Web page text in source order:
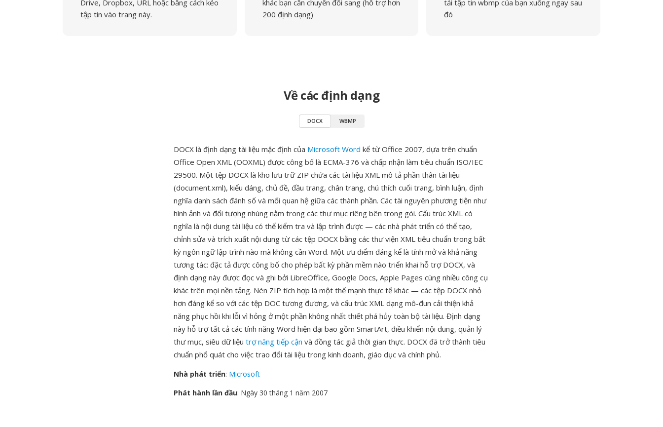
Drive, Dropbox, URL hoặc bằng cách kéo
tập tin vào trang này.
khác bạn cần chuyển đổi sang (hỗ trợ hơn
200 định dạng)
tải tập tin wbmp của bạn xuống ngay sau
đó
Về các định dạng
DOCX WBMP
DOCX là định dạng tài liệu mặc định của Microsoft Word kể từ Office 2007, dựa trên chuẩn
Office Open XML (OOXML) được công bố là ECMA-376 và chấp nhận làm tiêu chuẩn ISO/IEC
29500. Một tệp DOCX là kho lưu trữ ZIP chứa các tài liệu XML mô tả phần thân tài liệu
(document.xml), kiểu dáng, chủ đề, đầu trang, chân trang, chú thích cuối trang, bình luận, định
nghĩa danh sách đánh số và mối quan hệ giữa các thành phần. Các tài nguyên phương tiện như
hình ảnh và đối tượng nhúng nằm trong các thư mục riêng bên trong gói. Cấu trúc XML có
nghĩa là nội dung tài liệu có thể kiểm tra và lập trình được — các nhà phát triển có thể tạo,
chỉnh sửa và trích xuất nội dung từ các tệp DOCX bằng các thư viện XML tiêu chuẩn trong bất
kỳ ngôn ngữ lập trình nào mà không cần Word. Một ưu điểm đáng kể là tính mở và khả năng
tương tác: đặc tả được công bố cho phép bất kỳ phần mềm nào triển khai hỗ trợ DOCX, và
định dạng này được đọc và ghi bởi LibreOffice, Google Docs, Apple Pages cùng nhiều công cụ
khác trên mọi nền tảng. Nén ZIP tích hợp là một thế mạnh thực tế khác — các tệp DOCX nhỏ
hơn đáng kể so với các tệp DOC tương đương, và cấu trúc XML dạng mô-đun cải thiện khả
năng phục hồi khi lỗi vì hỏng ở một phần không nhất thiết phá hủy toàn bộ tài liệu. Định dạng
này hỗ trợ tất cả các tính năng Word hiện đại bao gồm SmartArt, điều khiển nội dung, quản lý
thư mục, siêu dữ liệu trợ năng tiếp cận và đồng tác giả thời gian thực. DOCX đã trở thành tiêu
chuẩn phổ quát cho việc trao đổi tài liệu trong kinh doanh, giáo dục và chính phủ.
Nhà phát triển: Microsoft
Phát hành lần đầu: Ngày 30 tháng 1 năm 2007